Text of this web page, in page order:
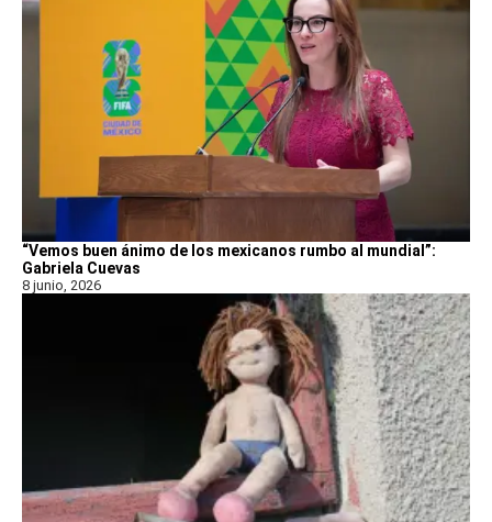
“Vemos buen ánimo de los mexicanos rumbo al mundial”:
Gabriela Cuevas
8 junio, 2026